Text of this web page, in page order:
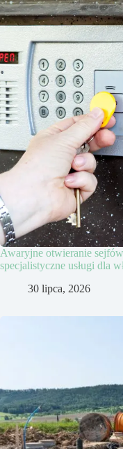
Awaryjne otwieranie
specjalistyczne usługi dla
30 lipca, 2026